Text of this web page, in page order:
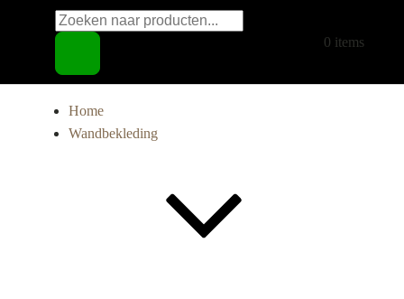
Producten
zoeken
0 items
Home
Wandbekleding